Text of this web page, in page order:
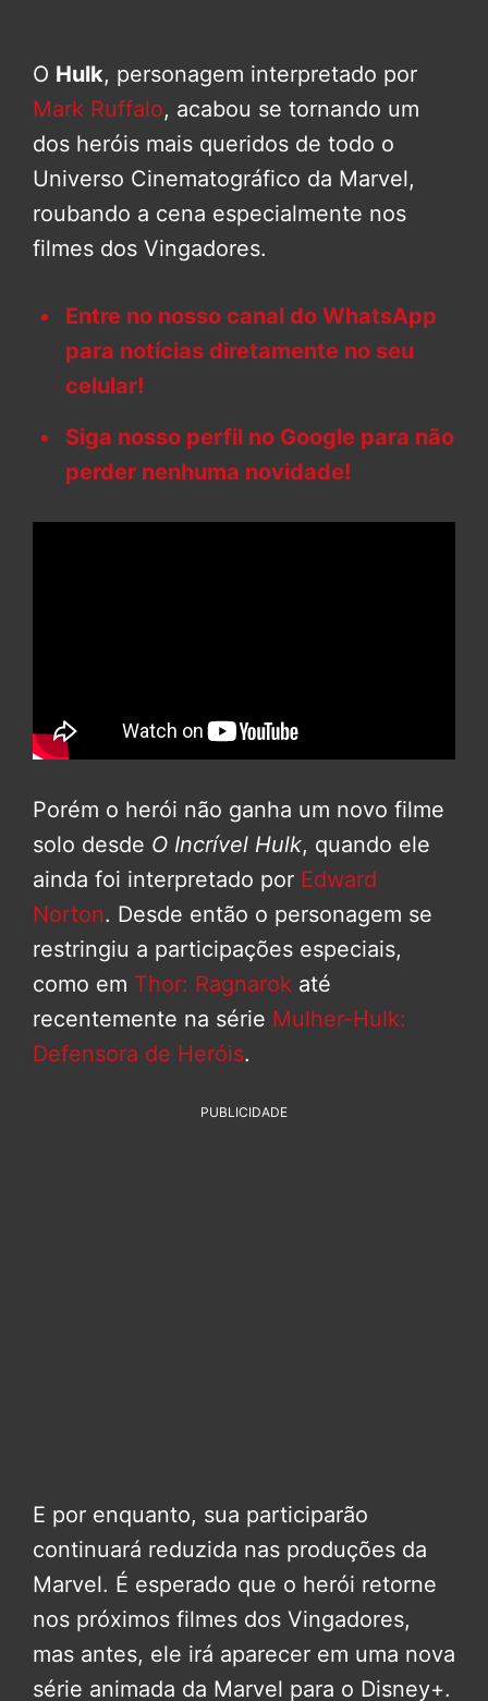
O Hulk, personagem interpretado por
Mark Ruffalo, acabou se tornando um
dos heróis mais queridos de todo o
Universo Cinematográfico da Marvel,
roubando a cena especialmente nos
filmes dos Vingadores.
Entre no nosso canal do WhatsApp
para notícias diretamente no seu
celular!
Siga nosso perfil no Google para não
perder nenhuma novidade!
Porém o herói não ganha um novo filme
solo desde O Incrível Hulk, quando ele
ainda foi interpretado por Edward
Norton. Desde então o personagem se
restringiu a participações especiais,
como em Thor: Ragnarok até
recentemente na série Mulher-Hulk:
Defensora de Heróis.
PUBLICIDADE
E por enquanto, sua participarão
continuará reduzida nas produções da
Marvel. É esperado que o herói retorne
nos próximos filmes dos Vingadores,
mas antes, ele irá aparecer em uma nova
série animada da Marvel para o Disney+.